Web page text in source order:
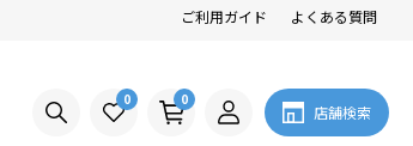
ご利用ガイド よくある質問
0 0
店舗検索